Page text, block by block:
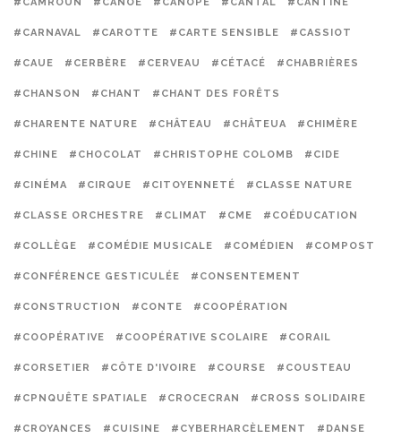
#CARNAVAL #CAROTTE #CARTE SENSIBLE #CASSIOT
#CAUE #CERBÈRE #CERVEAU #CÉTACÉ #CHABRIÈRES
#CHANSON #CHANT #CHANT DES FORÊTS
#CHARENTE NATURE #CHÂTEAU #CHÂTEUA #CHIMÈRE
#CHINE #CHOCOLAT #CHRISTOPHE COLOMB #CIDE
#CINÉMA #CIRQUE #CITOYENNETÉ #CLASSE NATURE
#CLASSE ORCHESTRE #CLIMAT #CME #COÉDUCATION
#COLLÈGE #COMÉDIE MUSICALE #COMÉDIEN #COMPOST
#CONFÉRENCE GESTICULÉE #CONSENTEMENT
#CONSTRUCTION #CONTE #COOPÉRATION
#COOPÉRATIVE #COOPÉRATIVE SCOLAIRE #CORAIL
#CORSETIER #CÔTE D'IVOIRE #COURSE #COUSTEAU
#CPNQUÊTE SPATIALE #CROCECRAN #CROSS SOLIDAIRE
#CROYANCES #CUISINE #CYBERHARCÈLEMENT #DANSE